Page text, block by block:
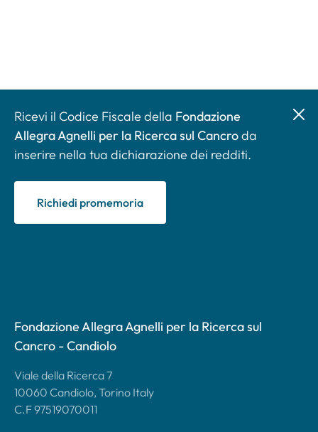
Ricevi il Codice Fiscale della Fondazione
Allegra Agnelli per la Ricerca sul Cancroda
inserire nella tua dichiarazione dei redditi.
Richiedi promemoria
Fondazione Allegra Agnelli per la Ricerca sul
Cancro - Candiolo
Viale della Ricerca 7
10060 Candiolo, Torino Italy
C.F 97519070011